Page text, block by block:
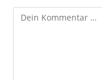
Kommentar